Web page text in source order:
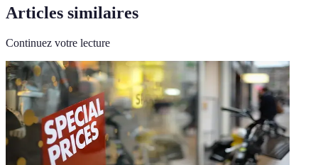
Articles similaires
Continuez votre lecture